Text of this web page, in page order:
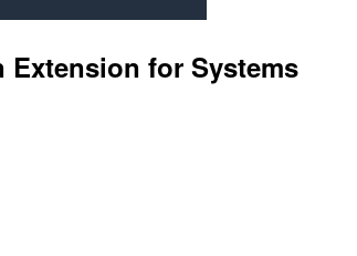
Extension for Systems